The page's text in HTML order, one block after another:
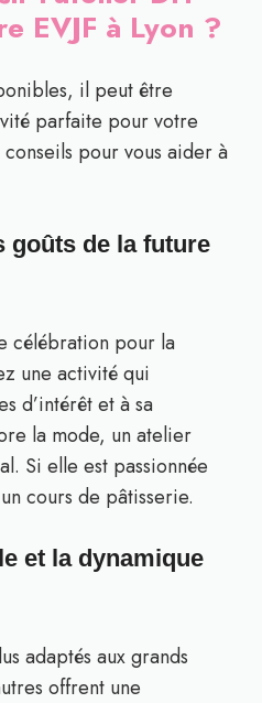
EVJF à Lyon ?
il peut être
parfaite pour votre
pour vous aider à
goûts de la future
célébration pour la
une activité qui
d’intérêt et à sa
la mode, un atelier
Si elle est passionnée
cours de pâtisserie.
et la dynamique
adaptés aux grands
offrent une